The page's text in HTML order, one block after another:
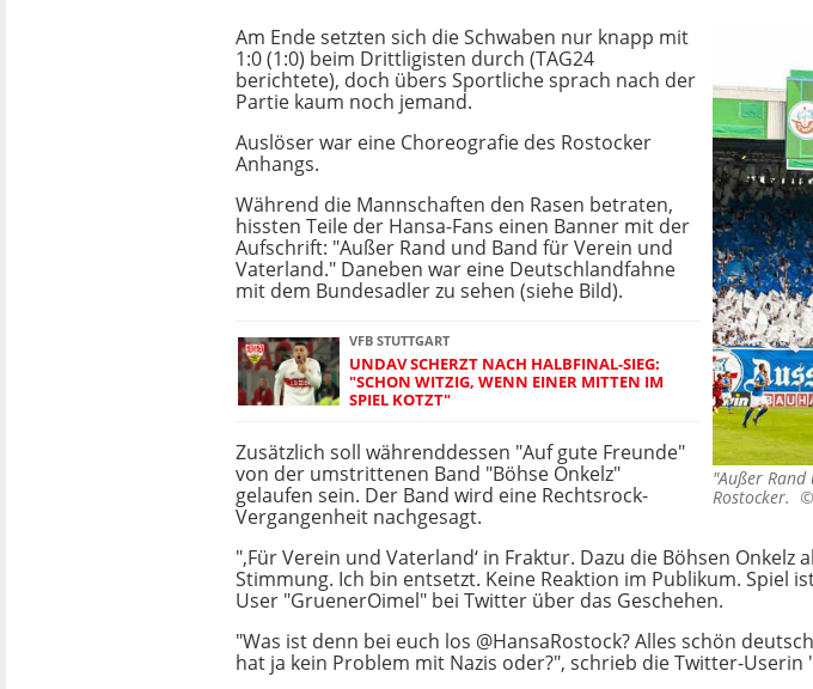
"Außer
Rostocker. ©
Am Ende setzten sich die Schwaben nur knapp mit
1:0 (1:0) beim Drittligisten durch (TAG24
berichtete), doch übers Sportliche sprach nach der
Partie kaum noch jemand.
Auslöser war eine Choreografie des Rostocker
Anhangs.
Während die Mannschaften den Rasen betraten,
hissten Teile der Hansa-Fans einen Banner mit der
Aufschrift: "Außer Rand und Band für Verein und
Vaterland." Daneben war eine Deutschlandfahne
mit dem Bundesadler zu sehen (siehe Bild).
VFB STUTTGART
UNDAV SCHERZT NACH HALBFINAL-SIEG:
"SCHON WITZIG, WENN EINER MITTEN IM
SPIEL KOTZT"
Zusätzlich soll währenddessen "Auf gute Freunde"
von der umstrittenen Band "Böhse Onkelz"
gelaufen sein. Der Band wird eine Rechtsrock-
Vergangenheit nachgesagt.
"‚Für Verein und Vaterland‘ in Fraktur. Dazu die Böhsen
Stimmung. Ich bin entsetzt. Keine Reaktion im Publikum. Spiel
User "GruenerOimel" bei Twitter über das Geschehen.
"Was ist denn bei euch los @HansaRostock? Alles schön
hat ja kein Problem mit Nazis oder?", schrieb die Twitter-Userin